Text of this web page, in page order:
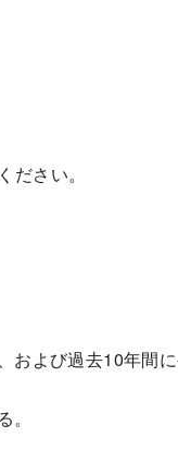
ださい。
および過去10年間